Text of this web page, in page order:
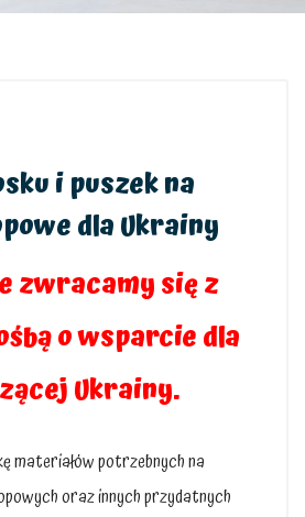
i puszek na
dla Ukrainy
zwracamy się z
o wsparcie dla
Ukrainy.
materiałów potrzebnych na
oraz innych przydatnych